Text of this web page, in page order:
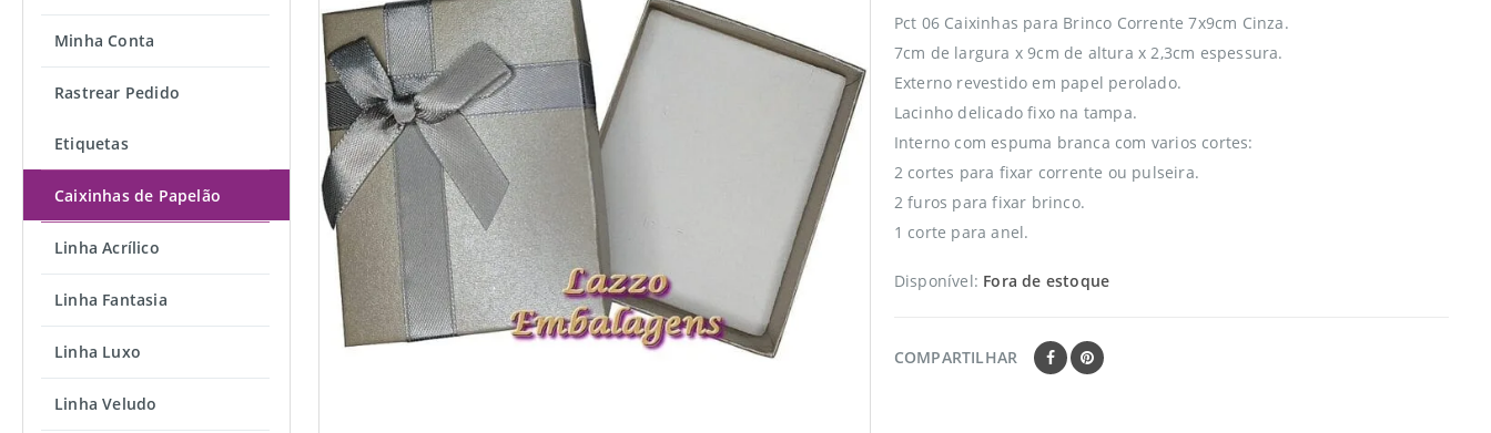
Pct 06 Caixinhas para Brinco Corrente 7x9cm Cinza.
7cm de largura x 9cm de altura x 2,3cm espessura.
Externo revestido em papel perolado.
Lacinho delicado fixo na tampa.
Interno com espuma branca com varios cortes:
2 cortes para fixar corrente ou pulseira.
2 furos para fixar brinco.
1 corte para anel.
Disponível: Fora de estoque
COMPARTILHAR
Minha Conta
Rastrear Pedido
Etiquetas
Caixinhas de Papelão
Linha Acrílico
Linha Fantasia
Linha Luxo
Linha Veludo